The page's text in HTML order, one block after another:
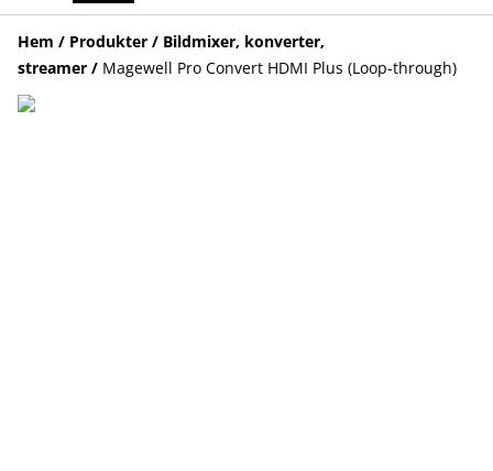
Hem / Produkter / Bildmixer, konverter,
streamer / Magewell Pro Convert HDMI Plus (Loop-through)